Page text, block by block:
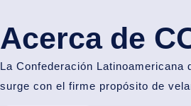
Acerca de
La Confederación Latinoamericana
surge con el firme propósito de